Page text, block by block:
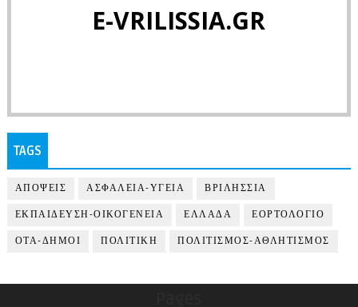
E-VRILISSIA.GR
TAGS
ΑΠΟΨΕΙΣ ΑΣΦΑΛΕΙΑ-ΥΓΕΙΑ ΒΡΙΛΗΣΣΙΑ
ΕΚΠΑΙΔΕΥΣΗ-ΟΙΚΟΓΕΝΕΙΑ ΕΛΛΑΔΑ ΕΟΡΤΟΛΟΓΙΟ
ΟΤΑ-ΔΗΜΟΙ ΠΟΛΙΤΙΚΗ ΠΟΛΙΤΙΣΜΟΣ-ΑΘΛΗΤΙΣΜΟΣ